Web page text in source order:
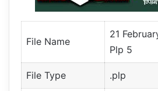
File Name
21
Plp 5
File Type .plp